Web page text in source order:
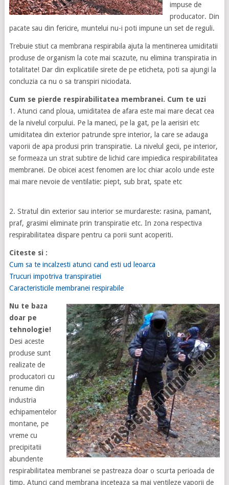
impuse de
producator. Din
pacate sau din fericire, muntelui nu-i poti impune un set de reguli.
Trebuie stiut ca membrana respirabila ajuta la mentinerea umiditatii
produse de organism la cote mai scazute, nu elimina transpiratia in
totalitate! Dar din explicatiile sirete de pe eticheta, poti sa ajungi la
concluzia ca nu o sa transpiri niciodata.
Cum se pierde respirabilitatea membranei. Cum te uzi
1. Atunci cand ploua, umiditatea de afara este mai mare decat cea
de la nivelul corpului. Pe la maneci, pe la gat, pe la aerisiri etc
umiditatea din exterior patrunde spre interior, la care se adauga
vaporii de apa produsi prin transpiratie. La nivelul gecii, pe interior,
se formeaza un strat subtire de lichid care impiedica respirabilitatea
membranei. De obicei acest fenomen are loc chiar acolo unde este
mai mare nevoie de ventilatie: piept, sub brat, spate etc
2. Stratul din exterior sau interior se murdareste: rasina, pamant,
praf, grasimi eliminate prin transpiratie etc. In zona respectiva
respirabilitatea dispare pentru ca porii sunt acoperiti.
Citeste si :
Cum sa te incalzesti atunci cand esti ud leoarca
Trucuri impotriva transpiratiei
Caracteristicile membranei respirabile
Nu te baza
doar pe
tehnologie!
Desi aceste
produse sunt
realizate de
producatori cu
renume din
industria
echipamentelor
montane, pe
vreme cu
precipitatii
abundente
respirabilitatea membranei se pastreaza doar o scurta perioada de
timp. Atunci cand membrana inceteaza sa mai ventileze vaporii de